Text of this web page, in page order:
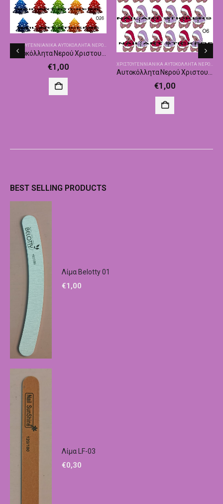
ΧΡΙΣΤΟΥΓΕΝΝΙΆΤΙΚΑ ΑΥΤΟΚΌΛΛΗΤΑ - ΔΙΑΚΟΣΜΗΤΙΚΆ
ΧΡΙΣΤΟΥΓΕΝΝΙΆΤΙΚΑ ΑΥΤΟΚΌΛΛΗΤΑ -
€1,00
€1,00
BEST SELLING PRODUCTS
Λίμα Belotty 01
€1,00
Λίμα LF-03
€0,30